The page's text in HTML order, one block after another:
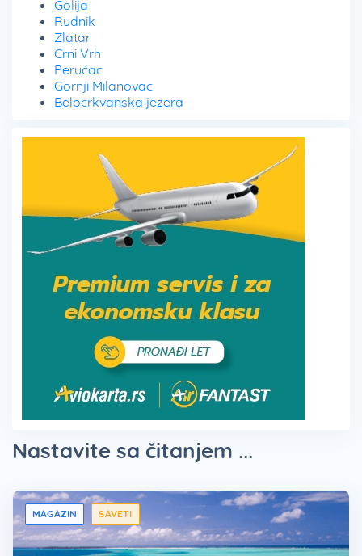
Golija
Rudnik
Zlatar
Crni Vrh
Perućac
Gornji Milanovac
Belocrkvanska jezera
Nastavite sa čitanjem ...
MAGAZIN SAVETI